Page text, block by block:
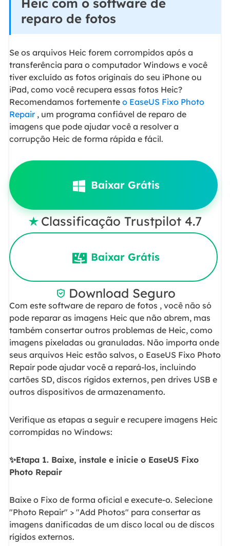
reparo de fotos
Se os arquivos Heic forem corrompidos após a
transferência para o computador Windows e você
tiver excluído as fotos originais do seu iPhone ou
iPad, como você recupera essas fotos Heic?
Recomendamos fortemente o EaseUS Fixo Photo
Repair, um programa confiável de reparo de
imagens que pode ajudar você a resolver a
corrupção Heic de forma rápida e fácil.
Baixar Grátis
 Classificação Trustpilot 4.7
Baixar Grátis
 Download Seguro
Com este software de reparo de fotos , você não só
pode reparar as imagens Heic que não abrem, mas
também consertar outros problemas de Heic, como
imagens pixeladas ou granuladas. Não importa onde
seus arquivos Heic estão salvos, o EaseUS Fixo Photo
Repair pode ajudar você a repará-los, incluindo
cartões SD, discos rígidos externos, pen drives USB e
outros dispositivos de armazenamento.
Verifique as etapas a seguir e recupere imagens Heic
corrompidas no Windows:
✨Etapa 1. Baixe, instale e inicie o EaseUS Fixo
Photo Repair
Baixe o Fixo de forma oficial e execute-o. Selecione
"Photo Repair" > "Add Photos" para consertar as
imagens danificadas de um disco local ou de discos
rígidos externos.